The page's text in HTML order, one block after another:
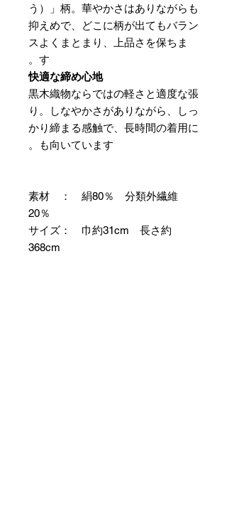
う）」柄。華やかさはありながらも
抑えめで、どこに柄が出てもバラン
スよくまとまり、上品さを保ちま
す。
快適な締め心地
黒木織物ならではの軽さと適度な張
り。しなやかさがありながら、しっ
かり締まる感触で、長時間の着用に
も向いています。
素材 ： 絹80％ 分類外繊維
20％
サイズ： 巾約31cm 長さ約
368cm